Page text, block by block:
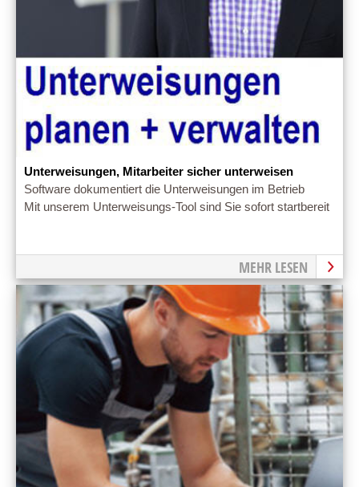
Unterweisungen, Mitarbeiter sicher unterweisen
Software dokumentiert die Unterweisungen im Betrieb
Mit unserem Unterweisungs-Tool sind Sie sofort startbereit
MEHR LESEN